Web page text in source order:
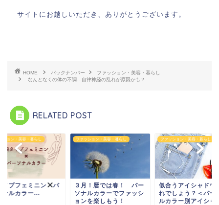
サイトにお越しいただき、ありがとうございます。
HOME バックナンバー
ファッション・美容・暮らし
なんとなくの体の不調…自律神経の乱れが原因かも？
RELATED POST
ション・美容・暮らし
！暦では春！ パー
ルカラーでファッシ
ファッション・美容・暮らし
似合うアイシャドウはど
れでしょう？＜パーソナ
ルカラー別アイシャド
ファッション・美容・暮らし
顔タイプフェミニン
ーソナルカラー...